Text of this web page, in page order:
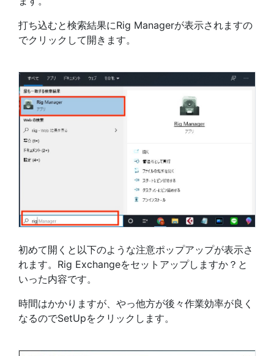
打ち込むと検索結果にRig Managerが表示されますの
でクリックして開きます。
初めて開くと以下のような注意ポップアップが表示さ
れます。Rig Exchangeをセットアップしますか？と
いった内容です。
時間はかかりますが、やっ他方が後々作業効率が良く
なるのでSetUpをクリックします。